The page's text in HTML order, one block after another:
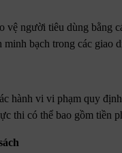
vệ người tiêu dùng bằng
bạch trong các
hành vi vi phạm quy
thi có thể bao gồm tiền